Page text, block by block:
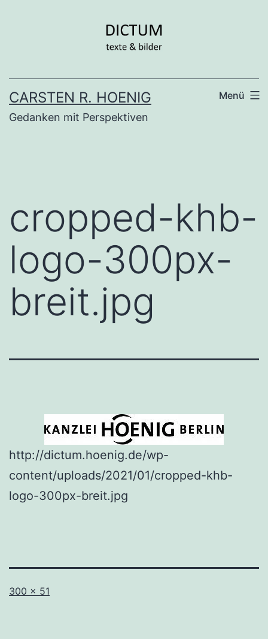
CARSTEN R. HOENIG
Gedanken mit Perspektiven
Menü
cropped-khb-
logo-300px-
breit.jpg
http://dictum.hoenig.de/wp-
content/uploads/2021/01/cropped-khb-
logo-300px-breit.jpg
Originalgröße
300 × 51